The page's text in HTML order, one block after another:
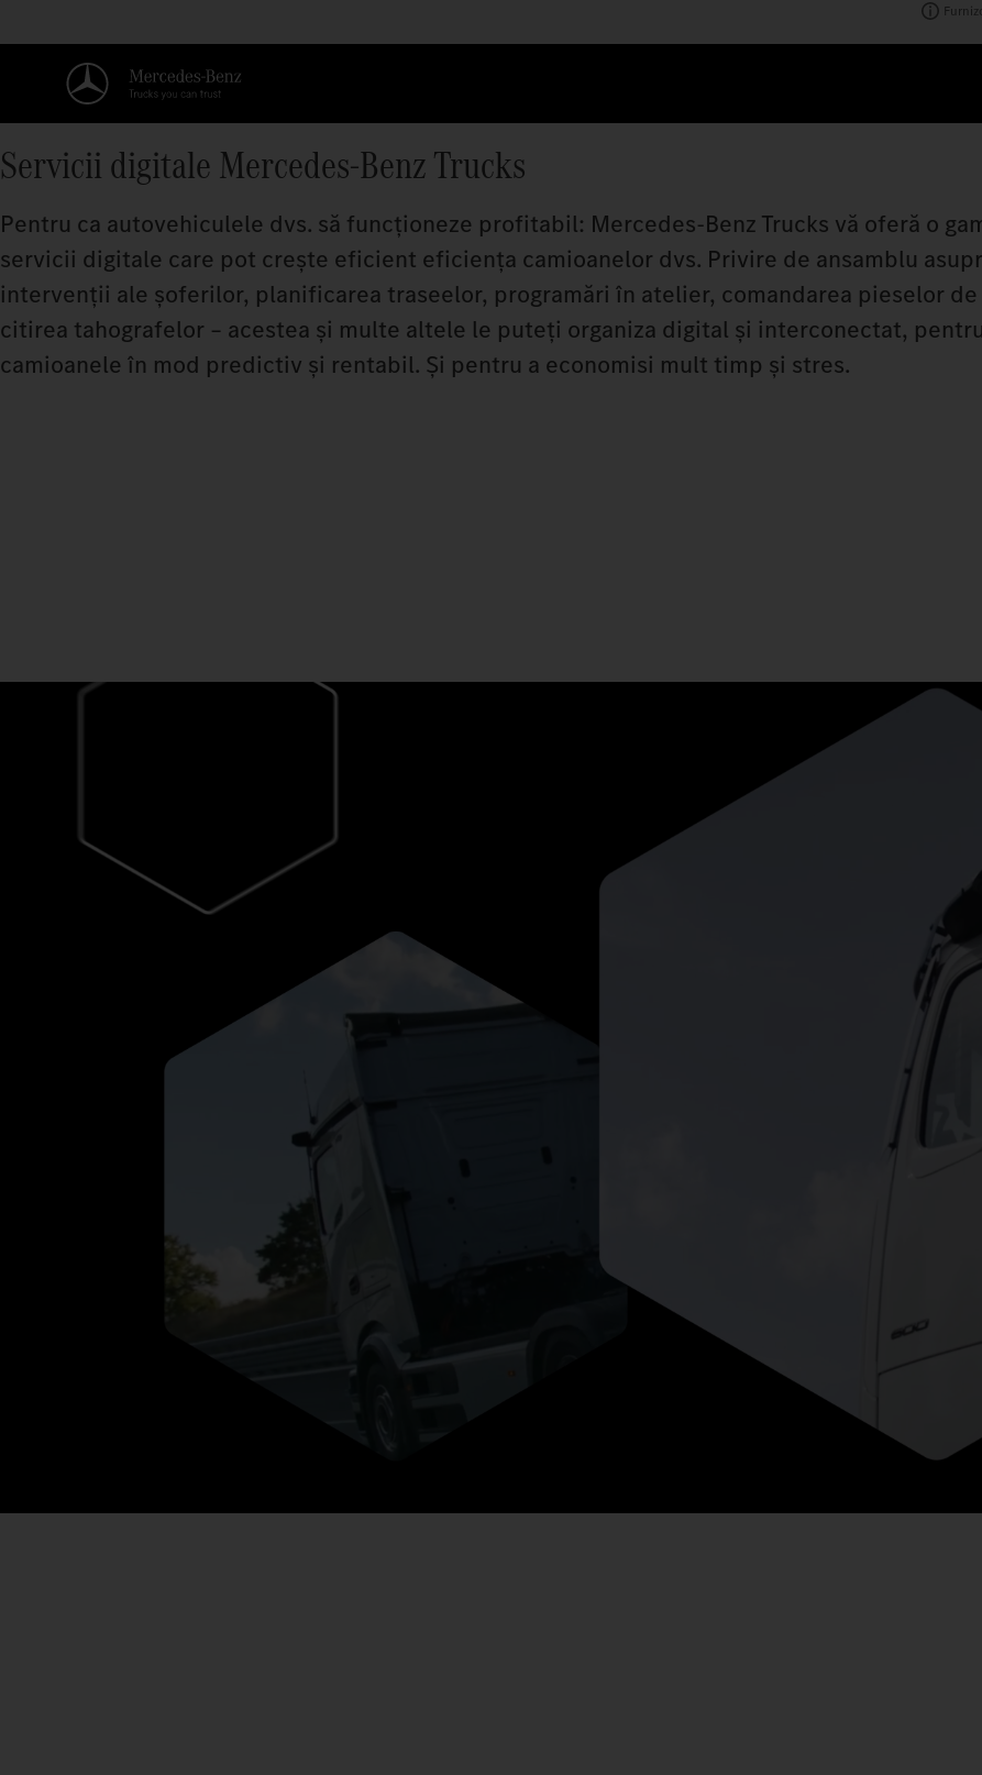
Servicii digitale Mercedes‑Benz Trucks
Pentru ca autovehiculele dvs. să funcționeze profitabil: Mercedes-Benz Trucks vă oferă o
servicii digitale care pot crește eficient eficiența camioanelor dvs. Privire de ansamblu
intervenții ale șoferilor, planificarea traseelor, programări în atelier, comandarea pieselor
citirea tahografelor – acestea și multe altele le puteți organiza digital și interconectat,
camioanele în mod predictiv și rentabil. Și pentru a economisi mult timp și stres.